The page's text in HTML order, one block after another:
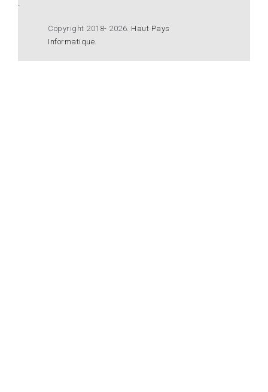
.
Copyright 2018- 2026 Haut Pays
Informatique